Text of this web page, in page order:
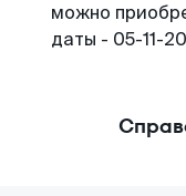
можно
даты - 05-11-